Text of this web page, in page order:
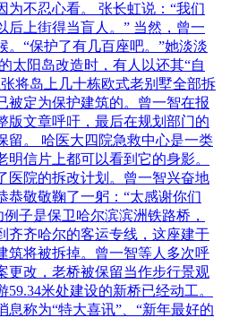
为不忍心看。 张长虹说：“我们
后上街得当盲人。” 当然，曾一
。“保护了有几百座吧。”她淡淡
太阳岛改造时，有人以还其“自
将岛上几十栋欧式老别墅全部拆
被定为保护建筑的。曾一智在报
版文章呼吁，最后在规划部门的
留。 哈医大四院急救中心是一类
明信片上都可以看到它的身影。
医院的拆改计划。曾一智兴奋地
恭敬敬鞠了一躬：“太感谢你们
子是保卫哈尔滨滨洲铁路桥，
齐齐哈尔的客运专线，这座建于
筑将被拆掉。曾一智等人多次呼
更改，老桥被保留当作步行景观
59.34米处建设的新桥已经动工。
息称为“特大喜讯”、“新年最好的